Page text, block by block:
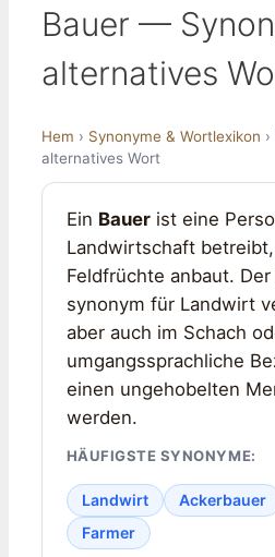
Bauer —
alternatives
Hem › Synonyme & Wortlexikon
alternatives Wort
Ein Bauerist eine
Landwirtschaft
Feldfrüchte anbaut.
synonym für Landwirt
aber auch im Schach
umgangssprachliche
einen ungehobelten
werden.
HÄUFIGSTE SYNONYME:
Landwirt Ackerbauer
Farmer